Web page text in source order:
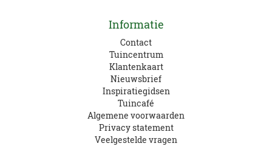
Informatie
Contact
Tuincentrum
Klantenkaart
Nieuwsbrief
Inspiratiegidsen
Tuincafé
Algemene voorwaarden
Privacy statement
Veelgestelde vragen